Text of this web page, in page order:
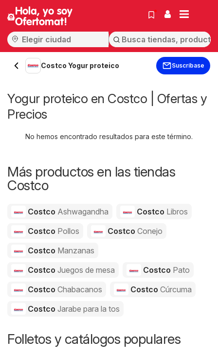
Hola, yo soy
Ofertomat!
Costco Yogur proteico Suscríbase
Yogur proteico en Costco | Ofertas y
Precios
No hemos encontrado resultados para este término.
Más productos en las tiendas
Costco
Costco Ashwagandha Costco Libros
Costco Pollos Costco Conejo
Costco Manzanas
Costco Juegos de mesa Costco Pato
Costco Chabacanos Costco Cúrcuma
Costco Jarabe para la tos
Folletos y catálogos populares